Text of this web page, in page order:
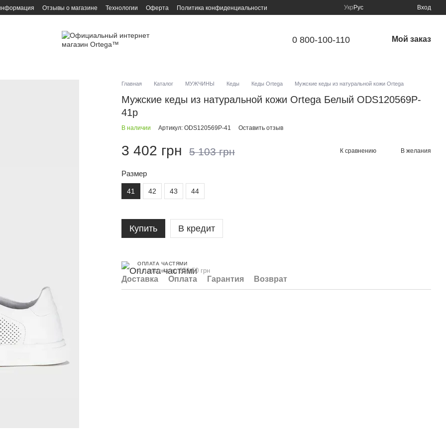
Отзывы о магазине Технологии Оферта Политика конфиденциальности Укр Рус Вход
0 800-100-110 Мой заказ
Главная Каталог МУЖЧИНЫ Кеды Кеды Ortega Мужские кеды из натуральной кожи Ortega
Мужские кеды из натуральной кожи Ortega Белый ODS120569P-
41р
В наличии Артикул: ODS120569P-41 Оставить отзыв
3 402 грн 5 103 грн К сравнению В желания
Размер
41 42 43 44
Купить В кредит
ОПЛАТА ЧАСТЯМИ
4 платежа по 850.50 грн
Доставка Оплата Гарантия Возврат